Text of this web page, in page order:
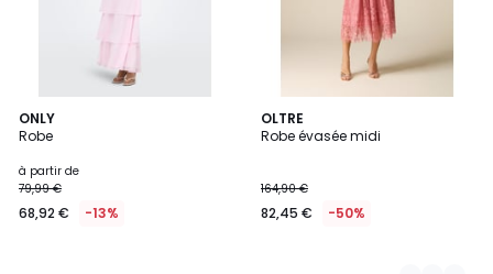
ONLY
Robe
à partir de
79,99 €
68,92 € -13%
OLTRE
Robe évasée midi
164,90 €
82,45 € -50%
2
Couleurs